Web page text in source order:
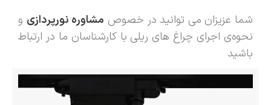
شما عزیزان می توانید در خصوص مشاوره نورپردازی و
نحوه‌ی اجرای چراغ های ریلی با کارشناسان ما در ارتباط
باشید